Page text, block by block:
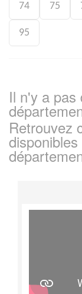
74 75
95
Il n'y a pas
Retrouvez